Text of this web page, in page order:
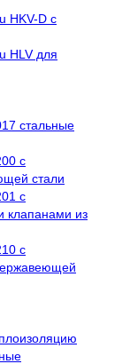
HKV-D с
HLV для
стальные
с
стали
с
клапанами из
с